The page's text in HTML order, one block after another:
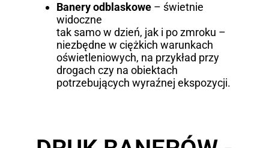
Banery odblaskowe– świetnie
widoczne
tak samo w dzień, jak i po zmroku –
niezbędne w ciężkich warunkach
oświetleniowych, na przykład przy
drogach czy na obiektach
potrzebujących wyraźnej ekspozycji.